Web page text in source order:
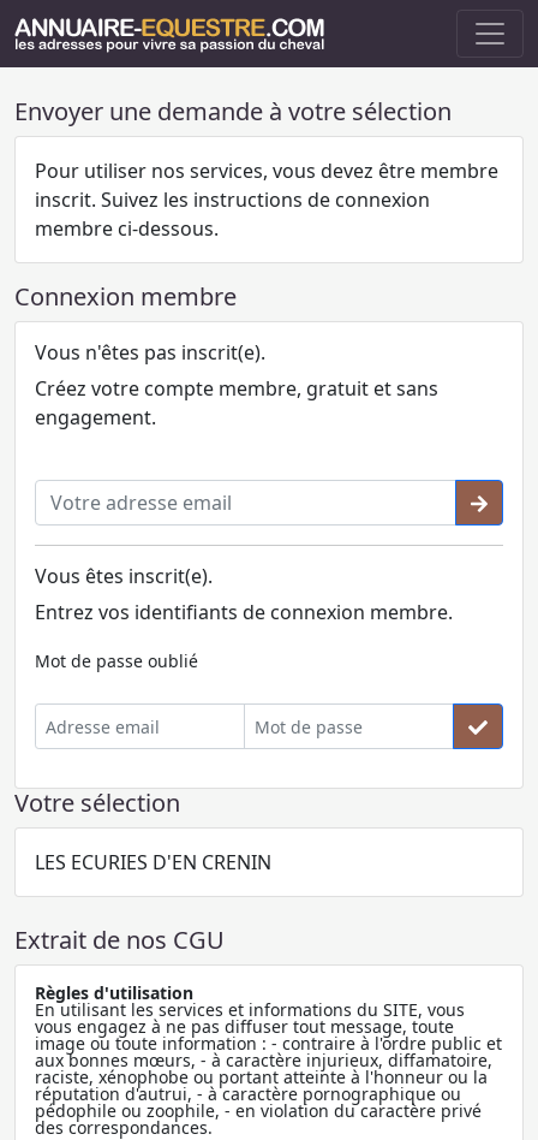
Envoyer une demande à votre sélection
Pour utiliser nos services, vous devez être membre
inscrit. Suivez les instructions de connexion
membre ci-dessous.
Connexion membre
Vous n'êtes pas inscrit(e).
Créez votre compte membre, gratuit et sans
engagement.
Vous êtes inscrit(e).
Entrez vos identifiants de connexion membre.
Mot de passe oublié
Votre sélection
LES ECURIES D'EN CRENIN
Extrait de nos CGU
Règles d'utilisation
En utilisant les services et informations du SITE, vous
vous engagez à ne pas diffuser tout message, toute
image ou toute information : - contraire à l'ordre public et
aux bonnes mœurs, - à caractère injurieux, diffamatoire,
raciste, xénophobe ou portant atteinte à l'honneur ou la
réputation d'autrui, - à caractère pornographique ou
pédophile ou zoophile, - en violation du caractère privé
des correspondances.